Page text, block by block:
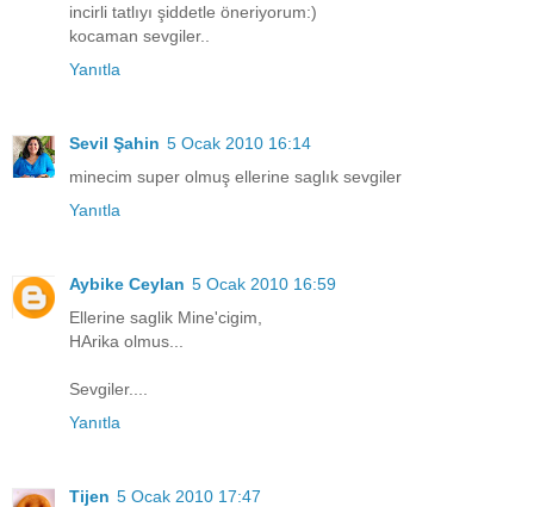
incirli tatlıyı şiddetle öneriyorum:)
kocaman sevgiler..
Yanıtla
Sevil Şahin 5 Ocak 2010 16:14
minecim super olmuş ellerine saglık sevgiler
Yanıtla
Aybike Ceylan 5 Ocak 2010 16:59
Ellerine saglik Mine'cigim,
HArika olmus...
Sevgiler....
Yanıtla
Tijen 5 Ocak 2010 17:47